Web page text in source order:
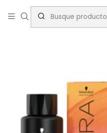
Inicio Tintes por Marca
IGORA 60ML